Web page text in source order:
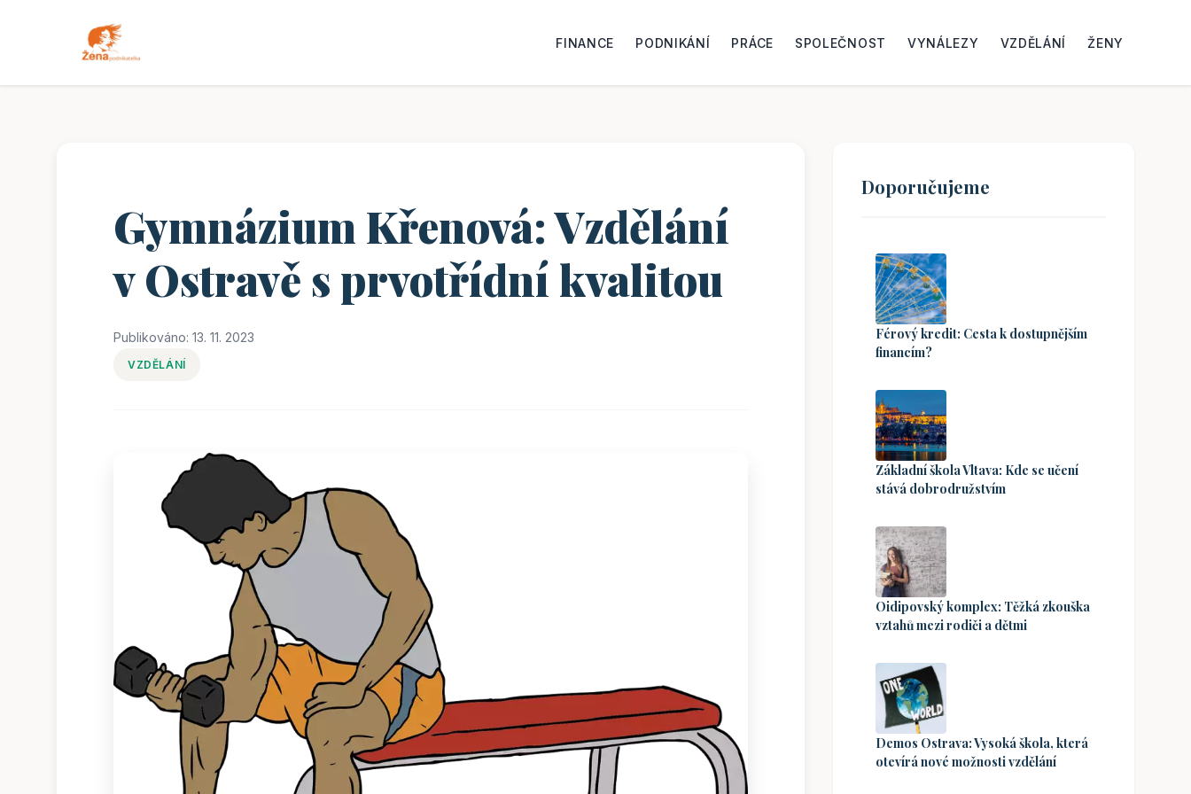
FINANCE PODNIKÁNÍ PRÁCE SPOLEČNOST VYNÁLEZY VZDĚLÁNÍ ŽENY
Gymnázium Křenová: Vzdělání
v Ostravě s prvotřídní kvalitou
Publikováno: 13. 11. 2023
VZDĚLÁNÍ
Doporučujeme
Férový kredit: Cesta k dostupnějším
financím?
Základní škola Vltava: Kde se učení
stává dobrodružstvím
Oidipovský komplex: Těžká zkouška
vztahů mezi rodiči a dětmi
Demos Ostrava: Vysoká škola, která
otevírá nové možnosti vzdělání